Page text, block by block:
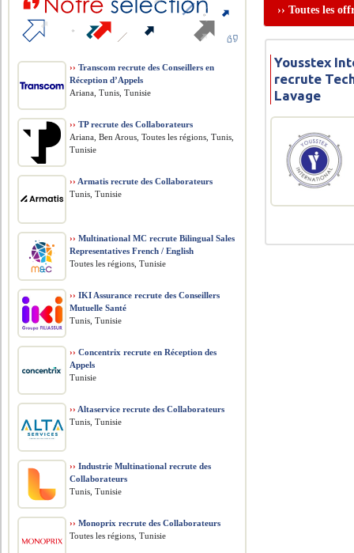
›› Toutes les
Yousstex
recrute
Lavage
›› Transcom recrute des Conseillers en
Réception d’Appels
Ariana, Tunis, Tunisie
›› TP recrute des Collaborateurs
Ariana, Ben Arous, Toutes les régions, Tunis,
Tunisie
›› Armatis recrute des Collaborateurs
Tunis, Tunisie
›› Multinational MC recrute Bilingual Sales
Representatives French / English
Toutes les régions, Tunisie
›› IKI Assurance recrute des Conseillers
Mutuelle Santé
Tunis, Tunisie
›› Concentrix recrute en Réception des
Appels
Tunisie
›› Altaservice recrute des Collaborateurs
Tunis, Tunisie
›› Industrie Multinational recrute des
Collaborateurs
Tunis, Tunisie
›› Monoprix recrute des Collaborateurs
Toutes les régions, Tunisie